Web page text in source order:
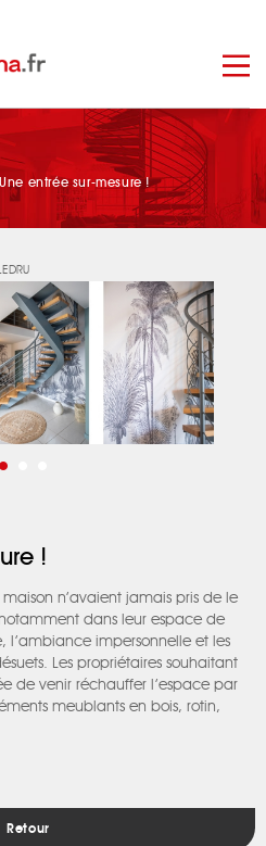
manage_search
Une entrée sur-mesure !
!
n’avaient jamais pris de le
dans leur espace de
l’ambiance impersonnelle et les
Les propriétaires souhaitant
de venir réchauffer l’espace par
meublants en bois, rotin,
du projet fut ce meuble
à la fois de séparation,
Un travail menuisé de grande
magnifique meuble à la forme
en bois de chataignier.
Retour